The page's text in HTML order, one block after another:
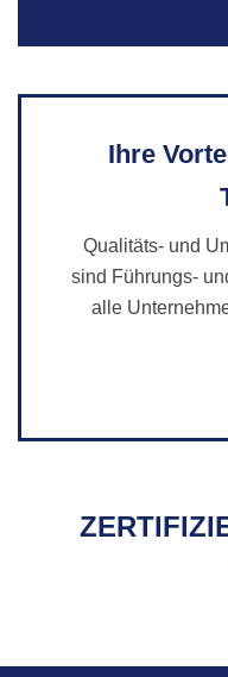
Ihre
Qualitäts- und
sind Führungs-
alle